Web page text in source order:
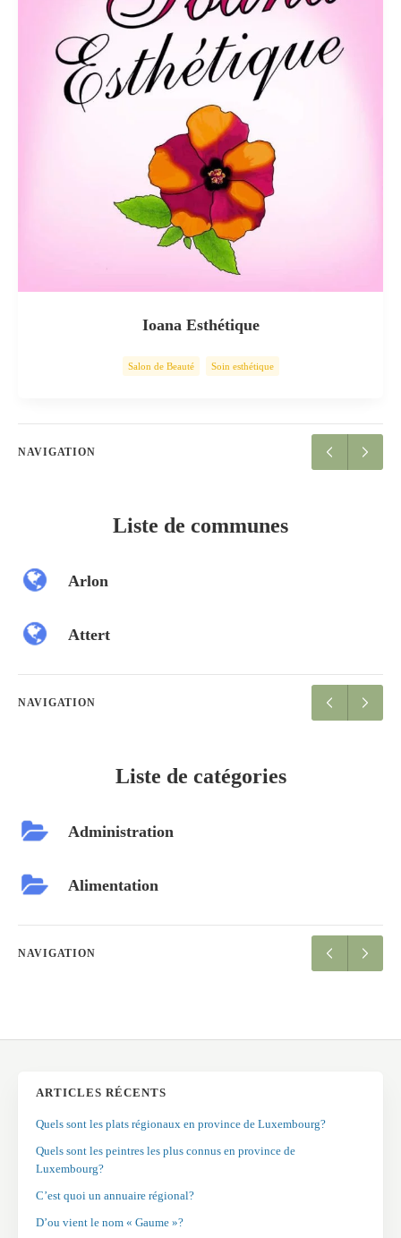
Ioana Esthétique
Salon de Beauté Soin esthétique
NAVIGATION
Liste de communes
Arlon
Attert
NAVIGATION
Liste de catégories
Administration
Alimentation
NAVIGATION
ARTICLES RÉCENTS
Quels sont les plats régionaux en province de Luxembourg?
Quels sont les peintres les plus connus en province de
Luxembourg?
C’est quoi un annuaire régional?
D’ou vient le nom « Gaume »?